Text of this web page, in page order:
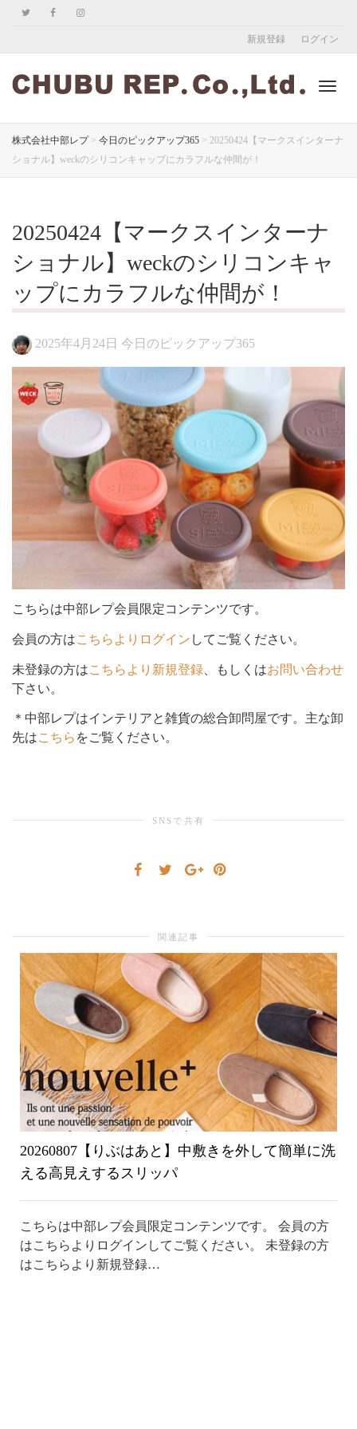
新規登録 ログイン
ョ
ン
切
株式会社中部レプ> 今日のピックアップ365 > 20250424【マークスインターナ
ショナル】weckのシリコンキャップにカラフルな仲間が！
20250424【マークスインターナ
ショナル】weckのシリコンキャ
ップにカラフルな仲間が！
2025年4月24日 今日のピックアップ365
こちらは中部レプ会員限定コンテンツです。
会員の方はこちらよりログイン してご覧ください。
未登録の方はこちらより新規登録 、もしくはお問い合わせ
下さい。
＊中部レプはインテリアと雑貨の総合卸問屋です。主な卸
先はこちら をご覧ください。
SNSで共有
関連記事
20260807【りぶはあと】中敷きを外して簡単に洗
える高見えするスリッパ
こちらは中部レプ会員限定コンテンツです。 会員の方
はこちらよりログインしてご覧ください。 未登録の方
はこちらより新規登録…